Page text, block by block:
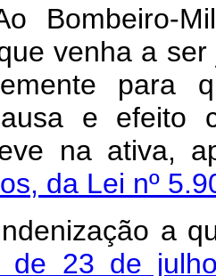
Bombeiro-
venha a
para
e efeito
na ativa,
da Lei nº
a
de 23 de